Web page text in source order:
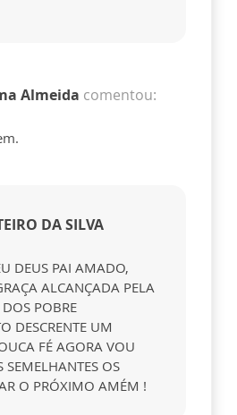
Almeida comentou:
DA SILVA
DEUS PAI AMADO,
ALCANÇADA PELA
POBRE
DESCRENTE UM
FÉ AGORA VOU
SEMELHANTES OS
O PRÓXIMO AMÉM !